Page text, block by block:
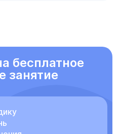
бесплатное
занятие